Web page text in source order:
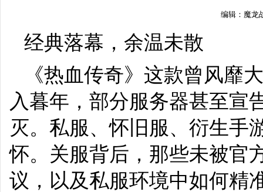
编辑：魔龙
经典落幕，余温未散
《热血传奇》这款曾风靡
入暮年，部分服务器甚至宣
灭。私服、怀旧服、衍生手
怀。关服背后，那些未被官
议，以及私服环境中如何精